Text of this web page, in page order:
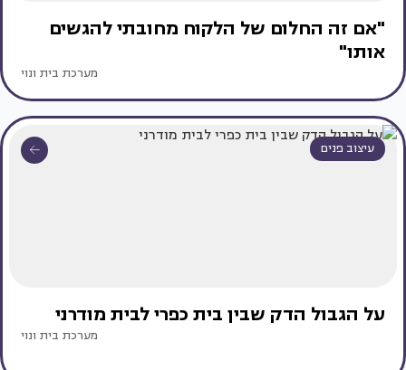
"אם זה החלום של הלקוח מחובתי להגשים
אותו"
מערכת בית ונוי
עיצוב פנים
על הגבול הדק שבין בית כפרי לבית מודרני
מערכת בית ונוי